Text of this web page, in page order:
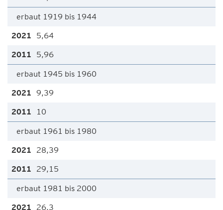
erbaut 1919 bis 1944
5,64
5,96
erbaut 1945 bis 1960
9,39
10
erbaut 1961 bis 1980
28,39
29,15
erbaut 1981 bis 2000
26,3